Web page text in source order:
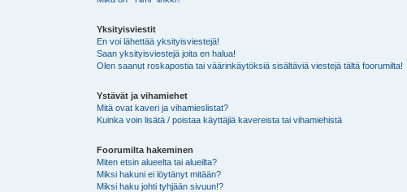
Yksityisviestit
En voi lähettää yksityisviestejä!
Saan yksityisviestejä joita en halua!
Olen saanut roskapostia tai väärinkäytöksiä sisältäviä viestejä tältä foorumilta!
Ystävät ja vihamiehet
Mitä ovat kaveri ja vihamieslistat?
Kuinka voin lisätä / poistaa käyttäjiä kavereista tai vihamiehistä
Foorumilta hakeminen
Miten etsin alueelta tai alueilta?
Miksi hakuni ei löytänyt mitään?
Miksi haku johti tyhjään sivuun!?